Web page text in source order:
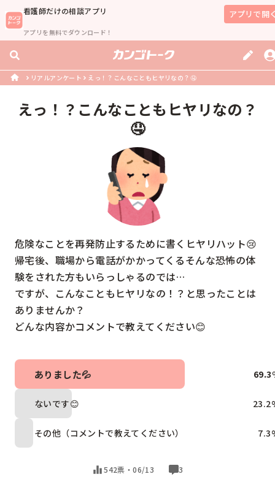
看護師だけの相談アプリ
アプリを無料でダウンロード！
アプリで開
リアルアンケート えっ！？こんなこともヒヤリなの？🤤
えっ！？こんなこともヒヤリなの？
🤤
危険なことを再発防止するために書くヒヤリハット😢
帰宅後、職場から電話がかかってくるそんな恐怖の体
験をされた方もいらっしゃるのでは…
ですが、こんなこともヒヤリなの！？と思ったことは
ありませんか？
どんな内容かコメントで教えてください😊
ありました💦 69.3
ないです😊 23.2
その他（コメントで教えてください） 7.3
542票・06/13 3